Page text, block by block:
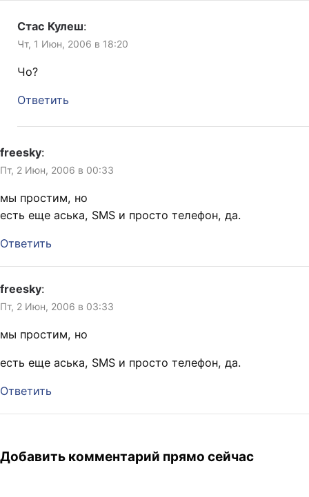
Стас Кулеш:
Чт, 1 Июн, 2006 в 18:20
Чо?
Ответить
freesky:
Пт, 2 Июн, 2006 в 00:33
мы простим, но
есть еще аська, SMS и просто телефон, да.
Ответить
freesky:
Пт, 2 Июн, 2006 в 03:33
мы простим, но
есть еще аська, SMS и просто телефон, да.
Ответить
Добавить комментарий прямо сейчас